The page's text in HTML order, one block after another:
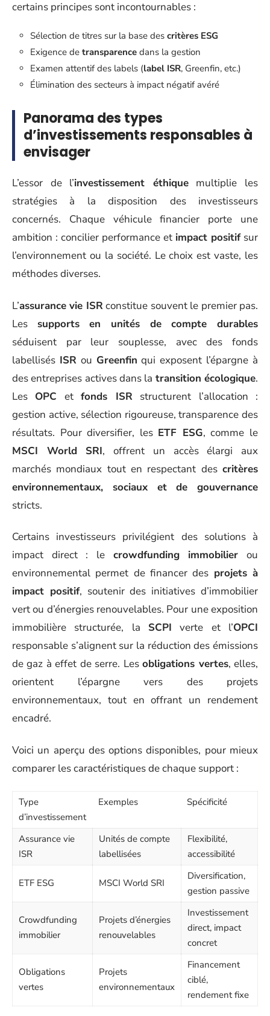
certains principes sont incontournables :
Sélection de titres sur la base des critères ESG
Exigence de transparence dans la gestion
Examen attentif des labels (label ISR, Greenfin, etc.)
Élimination des secteurs à impact négatif avéré
Panorama des types
d’investissements responsables à
envisager
L’essor de l’investissement éthiquemultiplie les
stratégies à la disposition des investisseurs
concernés. Chaque véhicule financier porte une
ambition : concilier performance et impact positifsur
l’environnement ou la société. Le choix est vaste, les
méthodes diverses.
L’assurance vie ISRconstitue souvent le premier pas.
Les supports en unités de compte durables
séduisent par leur souplesse, avec des fonds
labellisés ISRou Greenfin qui exposent l’épargne à
des entreprises actives dans la transition écologique.
Les OPC etfonds ISRstructurent l’allocation :
gestion active, sélection rigoureuse, transparence des
résultats. Pour diversifier, les ETF ESG, comme le
MSCI World SRI, offrent un accès élargi aux
marchés mondiaux tout en respectant des critères
environnementaux, sociaux et de gouvernance
stricts.
Certains investisseurs privilégient des solutions à
impact direct : le crowdfunding immobilier ou
environnemental permet de financer des projets à
impact positif, soutenir des initiatives d’immobilier
vert ou d’énergies renouvelables. Pour une exposition
immobilière structurée, la SCPI verte et l’OPCI
responsable s’alignent sur la réduction des émissions
de gaz à effet de serre. Lesobligations vertes, elles,
orientent l’épargne vers des projets
environnementaux, tout en offrant un rendement
encadré.
Voici un aperçu des options disponibles, pour mieux
comparer les caractéristiques de chaque support :
Type
d’investissement
Exemples Spécificité
Assurance vie
ISR
Unités de compte
labellisées
Flexibilité,
accessibilité
ETF ESG MSCI World SRI
Diversification,
gestion passive
Crowdfunding
immobilier
Projets d’énergies
renouvelables
Investissement
direct, impact
concret
Obligations
vertes
Projets
environnementaux
Financement
ciblé,
rendement fixe